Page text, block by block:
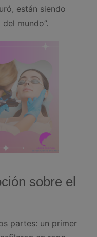
están siendo
mundo”.
sobre el
partes: un primer